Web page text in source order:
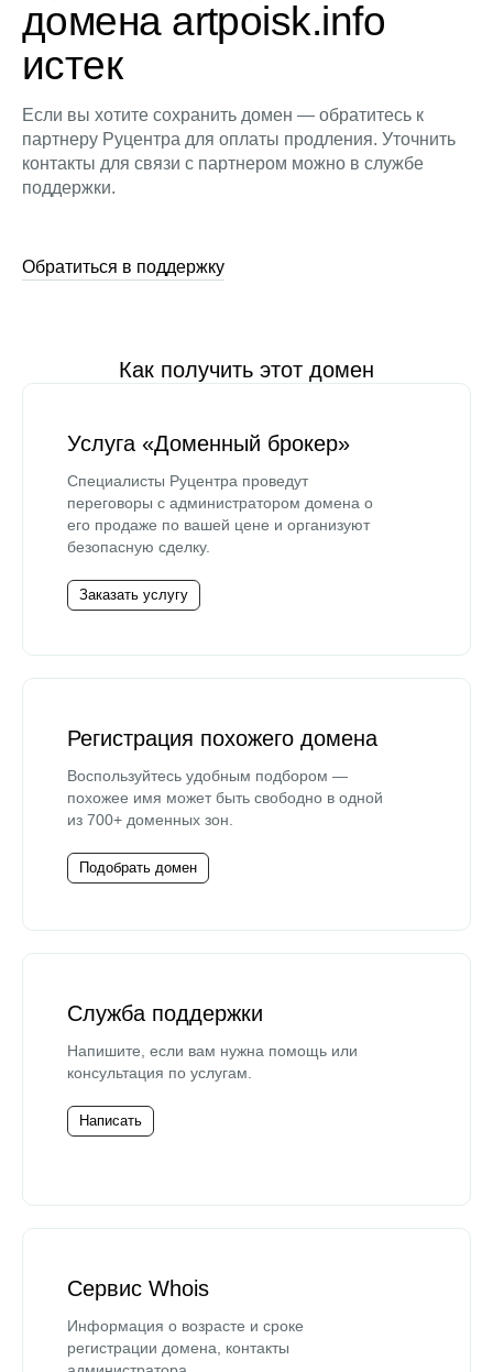
домена artpoisk.info
истек
Если вы хотите сохранить домен — обратитесь к
партнеру Руцентра для оплаты продления. Уточнить
контакты для связи с партнером можно в службе
поддержки.
Обратиться в поддержку
Как получить этот домен
Услуга «Доменный брокер»
Специалисты Руцентра проведут
переговоры с администратором домена о
его продаже по вашей цене и организуют
безопасную сделку.
Заказать услугу
Регистрация похожего домена
Воспользуйтесь удобным подбором —
похожее имя может быть свободно в одной
из 700+ доменных зон.
Подобрать домен
Служба поддержки
Напишите, если вам нужна помощь или
консультация по услугам.
Написать
Сервис Whois
Информация о возрасте и сроке
регистрации домена, контакты